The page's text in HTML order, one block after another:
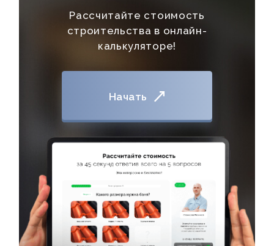
Рассчитайте стоимость
строительства в онлайн-
калькуляторе!
Начать